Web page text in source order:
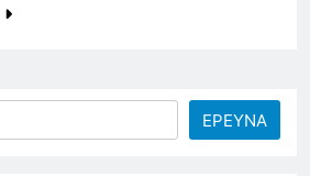
ΕΡΕΥΝΑ